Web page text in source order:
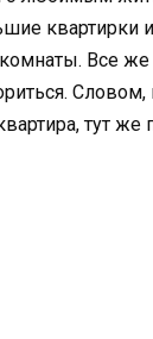
квартирки
Все же
Словом,
тут же